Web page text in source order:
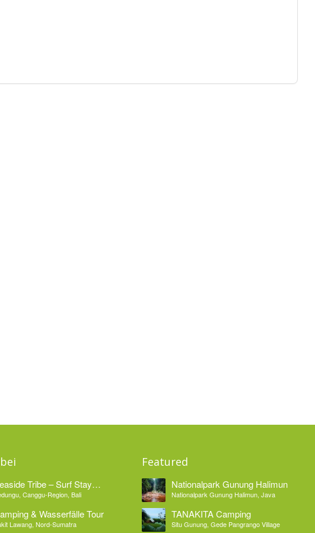
Tribe – Surf Stay
Bali
Canggu-Region, Bali
& Wasserfälle Tour
Lawang, Nord-Sumatra
Featured
Nationalpark Gunung Halimun
Nationalpark Gunung Halimun, Java
TANAKITA Camping
Situ Gunung, Gede Pangrango Village